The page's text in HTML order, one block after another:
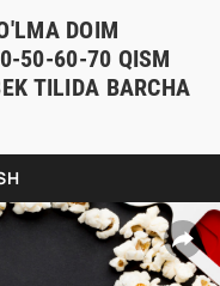
DOIM
50-60-70 QISM
TILIDA BARCHA